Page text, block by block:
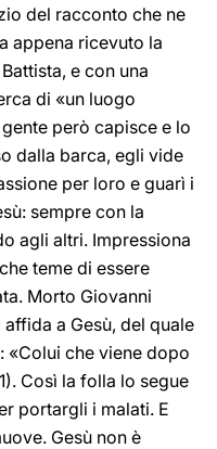
del racconto che ne
appena ricevuto la
e con una
di «un luogo
però capisce e lo
dalla barca, egli vide
per loro e guarì i
sempre con la
agli altri. Impressiona
teme di essere
Morto Giovanni
a Gesù, del quale
«Colui che viene dopo
Così la folla lo segue
portargli i malati. E
Gesù non è